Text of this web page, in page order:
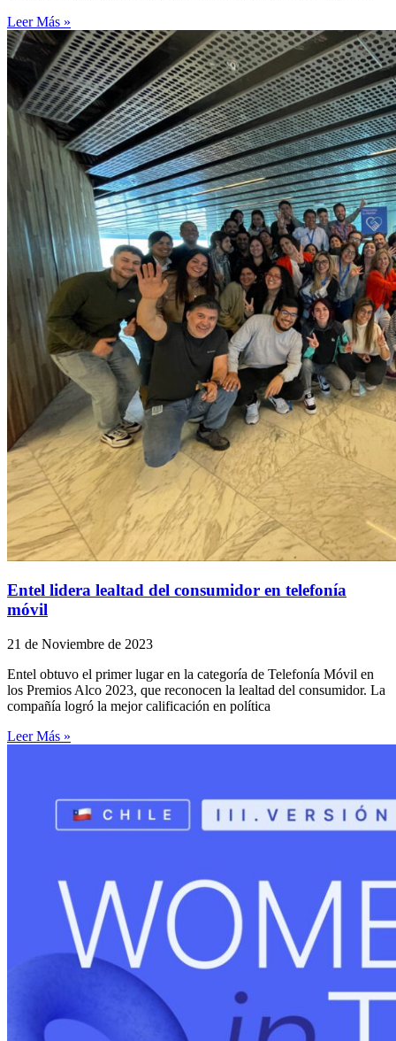
Leer Más »
Entel lidera lealtad del consumidor en telefonía
móvil
21 de Noviembre de 2023
Entel obtuvo el primer lugar en la categoría de Telefonía Móvil en
los Premios Alco 2023, que reconocen la lealtad del consumidor. La
compañía logró la mejor calificación en política
Leer Más »